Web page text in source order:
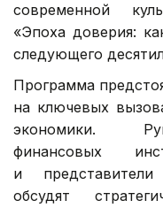
современной
«Эпоха доверия:
следующего
Программа
на ключевых
экономики.
финансовых
и представители
обсудят